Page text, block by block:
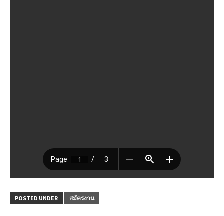
POSTED UNDER สมัครงาน